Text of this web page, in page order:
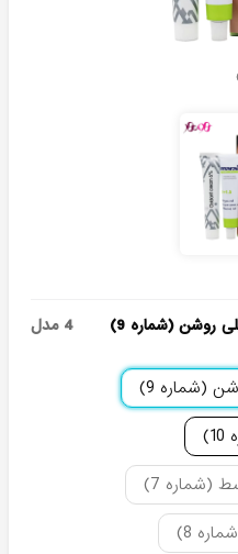
روشن (شماره 9) 4 مدل
(شماره 9)
(شماره 7)
8)